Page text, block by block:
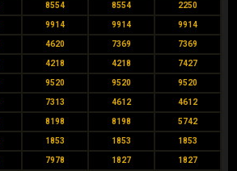
8554 8554 2250
9914 9914 9914
4620 7369 7369
4218 4218 7427
9520 9520 9520
7313 4612 4612
8198 8198 5742
1853 1853 1853
7978 1827 1827